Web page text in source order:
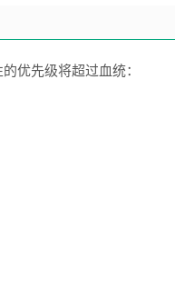
优先级将超过血统：